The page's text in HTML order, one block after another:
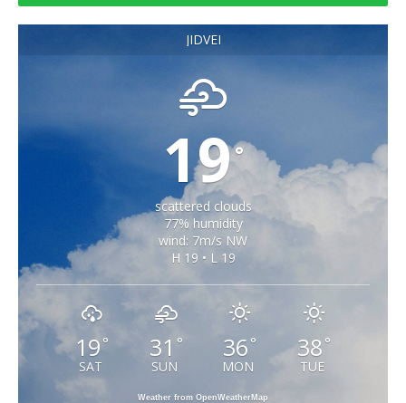
JIDVEI
19°
scattered clouds
77% humidity
wind: 7m/s NW
H 19 • L 19
19°
SAT
31 °
SUN
36 °
MON
38 °
TUE
Weather from OpenWeatherMap